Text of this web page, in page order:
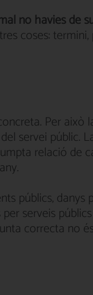
no havies de
coses:
Per
servei públic.
relació de
públics,
serveis
correcta no